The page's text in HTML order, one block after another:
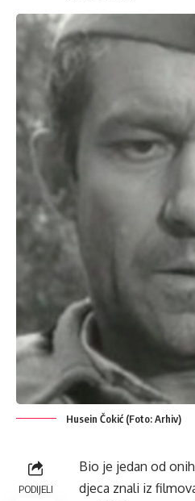
Husein Čokić (Foto: Arhiv)
PODIJELI
Bio je jedan od
djeca znali iz